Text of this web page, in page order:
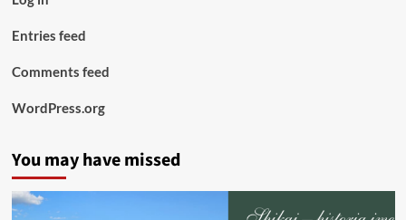
Entries feed
Comments feed
WordPress.org
You may have missed